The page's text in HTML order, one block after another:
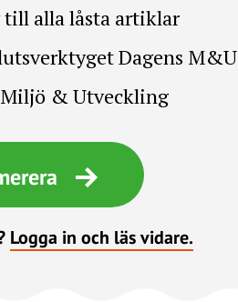
alla låsta artiklar
Dagens M&U
& Utveckling
Logga in och läs vidare.